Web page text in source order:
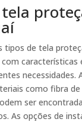
tipos de tela
com características
necessidades.
como fibra
ser
As opções de